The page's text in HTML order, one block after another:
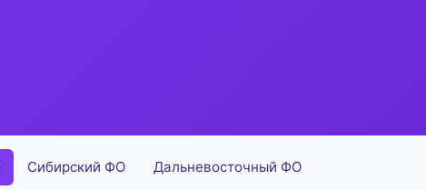
Сибирский ФО Дальневосточный ФО